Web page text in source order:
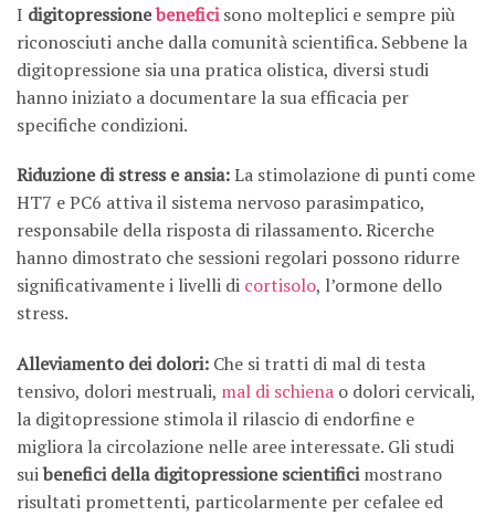
I digitopressionebeneficisono molteplici e sempre più
riconosciuti anche dalla comunità scientifica. Sebbene la
digitopressione sia una pratica olistica, diversi studi
hanno iniziato a documentare la sua efficacia per
specifiche condizioni.
Riduzione di stress e ansia:La stimolazione di punti come
HT7 e PC6 attiva il sistema nervoso parasimpatico,
responsabile della risposta di rilassamento. Ricerche
hanno dimostrato che sessioni regolari possono ridurre
significativamente i livelli di cortisolo, l’ormone dello
stress.
Alleviamento dei dolori: Che si tratti di mal di testa
tensivo, dolori mestruali, mal di schiena o dolori cervicali,
la digitopressione stimola il rilascio di endorfine e
migliora la circolazione nelle aree interessate. Gli studi
suibenefici della digitopressione scientificimostrano
risultati promettenti, particolarmente per cefalee ed